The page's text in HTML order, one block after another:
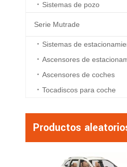
Sistemas de pozo
Serie Mutrade
Ascensores de
Ascensores de coches
Tocadiscos para coche
Productos